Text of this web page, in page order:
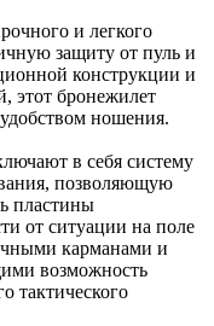
и легкого
защиту от пуль и
конструкции и
этот бронежилет
ношения.
в себя систему
позволяющую
пластины
от ситуации на поле
карманами и
возможность
тактического